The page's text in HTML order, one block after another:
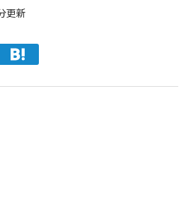
更新